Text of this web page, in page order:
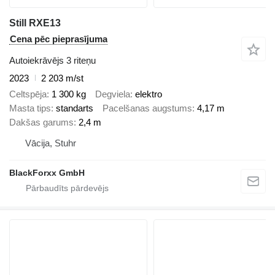
Still RXE13
Cena pēc pieprasījuma
Autoiekrāvējs 3 riteņu
2023
2 203 m/st
Celtspēja 1 300 kg Degviela elektro
Masta tips standarts Pacelšanas augstums 4,17 m
Dakšas garums 2,4 m
Vācija, Stuhr
BlackForxx GmbH